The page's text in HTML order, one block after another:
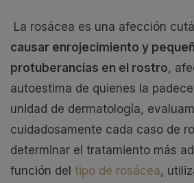
La rosácea es una afección
causar enrojecimiento y
protuberancias en el rostro,
autoestima de quienes la
unidad de dermatología,
cuidadosamente cada caso de
determinar el tratamiento más
función del tipo de rosácea,